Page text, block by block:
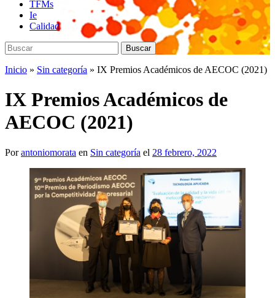
TFMs
Ie
Calidad
Buscar:
Buscar
Inicio » Sin categoría » IX Premios Académicos de AECOC (2021)
IX Premios Académicos de
AECOC (2021)
Porantoniomorata en Sin categoría el 28 febrero, 2022